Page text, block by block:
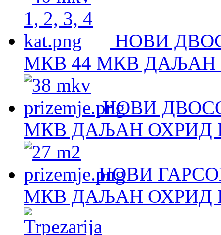
НОВИ
МКВ 44 МКВ ДАЉАН
НОВИ
МКВ ДАЉАН ОХРИД
НОВИ
МКВ ДАЉАН ОХРИД